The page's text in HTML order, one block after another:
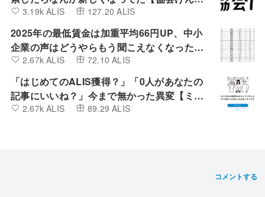
ぽ】3.19k ALIS 127.20 ALIS
2025年の最低賃金は加重平均66円UP、中小
企業の声はどうやらもう聞こえなくなったよ
うです。
2.67k ALIS 72.10 ALIS
「はじめてのALIS獲得？」「0人があなたの
記事にいいね？」今まで無かった異変【ミン
カブIR】
2.67k ALIS 89.29 ALIS
コメントする